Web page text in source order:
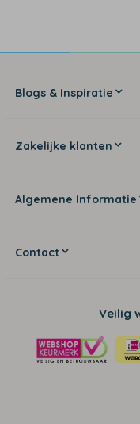
Blogs & Inspiratie
Zakelijke klanten
Algemene Informatie
Contact
Veilig